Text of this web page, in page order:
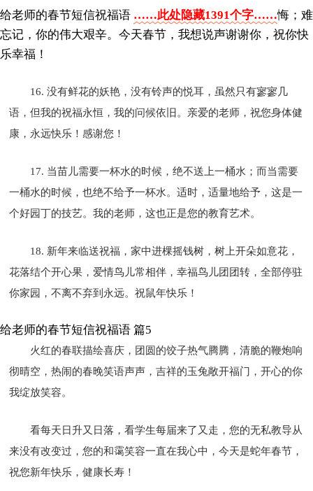
给老师的春节短信祝福语 ……此处隐藏1391个字……悔；难
忘记，你的伟大艰辛。今天春节，我想说声谢谢你，祝你快
乐幸福！
16. 没有鲜花的妖艳，没有铃声的悦耳，虽然只有寥寥几
语，但我的祝福永恒，我的问候依旧。亲爱的老师，祝您身体健
康，永远快乐！感谢您！
17. 当苗儿需要一杯水的时候，绝不送上一桶水；而当需要
一桶水的时候，也绝不给予一杯水。适时，适量地给予，这是一
个好园丁的技艺。我的老师，这也正是您的教育艺术。
18. 新年来临送祝福，家中进棵摇钱树，树上开朵如意花，
花落结个开心果，爱情鸟儿常相伴，幸福鸟儿团团转，全部停驻
你家园，不离不弃到永远。祝鼠年快乐！
给老师的春节短信祝福语 篇5
火红的春联描绘喜庆，团圆的饺子热气腾腾，清脆的鞭炮响
彻晴空，热闹的春晚笑语声声，吉祥的玉兔敞开福门，开心的你
我绽放笑容。
看每天日升又日落，看学生每届来了又走，您的无私教导从
来没有改变过，您的和霭笑容一直在我心中，今天是蛇年春节，
祝您新年快乐，健康长寿！